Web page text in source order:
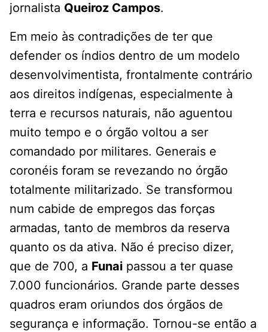
jornalista Queiroz Campos.
Em meio às contradições de ter que
defender os índios dentro de um modelo
desenvolvimentista, frontalmente contrário
aos direitos indígenas, especialmente à
terra e recursos naturais, não aguentou
muito tempo e o órgão voltou a ser
comandado por militares. Generais e
coronéis foram se revezando no órgão
totalmente militarizado. Se transformou
num cabide de empregos das forças
armadas, tanto de membros da reserva
quanto os da ativa. Não é preciso dizer,
que de 700, a Funai passou a ter quase
7.000 funcionários. Grande parte desses
quadros eram oriundos dos órgãos de
segurança e informação. Tornou-se então a